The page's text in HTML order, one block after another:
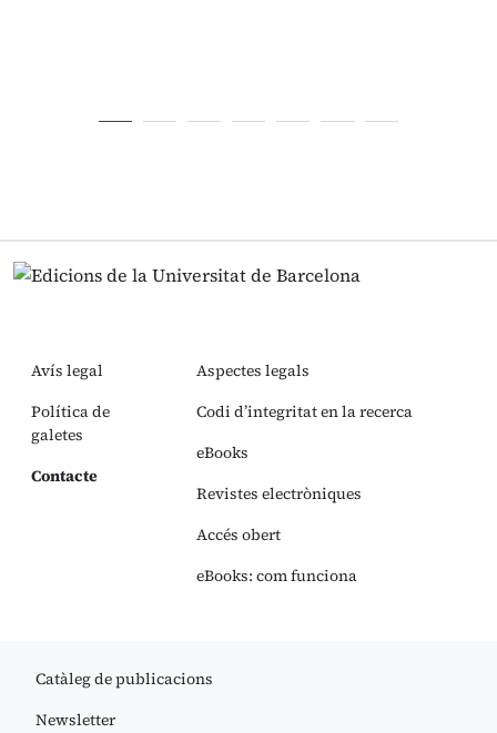
Avís legal
Política de
galetes
Contacte
Aspectes legals
Codi d’integritat en la recerca
eBooks
Revistes electròniques
Accés obert
eBooks: com funciona
Catàleg de publicacions
Newsletter